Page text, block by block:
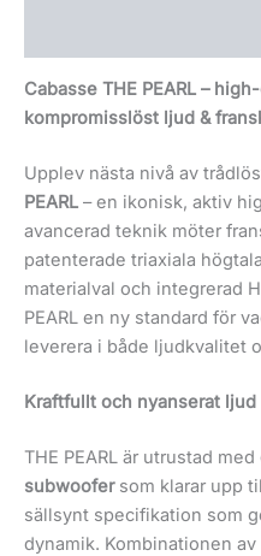
Cabasse THE PEARL –
kompromisslöst ljud &
Upplev nästa nivå av
PEARL – en ikonisk, aktiv
avancerad teknik möter
patenterade triaxiala
materialval och integrerad
PEARL en ny standard för
leverera i både ljudkvalitet
Kraftfullt och nyanserat ljud
THE PEARL är utrustad med
subwoofersom klarar upp
sällsynt specifikation som
dynamik. Kombinationen av